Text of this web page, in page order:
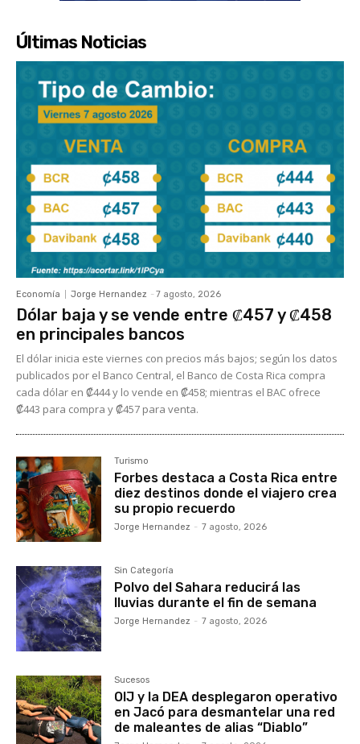
Últimas Noticias
Economía Jorge Hernandez - 7 agosto, 2026
Dólar baja y se vende entre ₡457 y ₡458
en principales bancos
El dólar inicia este viernes con precios más bajos; según los datos
publicados por el Banco Central, el Banco de Costa Rica compra
cada dólar en ₡444 y lo vende en ₡458; mientras el BAC ofrece
₡443 para compra y ₡457 para venta.
Turismo
Forbes destaca a Costa Rica entre
diez destinos donde el viajero crea
su propio recuerdo
Jorge Hernandez - 7 agosto, 2026
Sin Categoría
Polvo del Sahara reducirá las
lluvias durante el fin de semana
Jorge Hernandez - 7 agosto, 2026
Sucesos
OIJ y la DEA desplegaron operativo
en Jacó para desmantelar una red
de maleantes de alias “Diablo”